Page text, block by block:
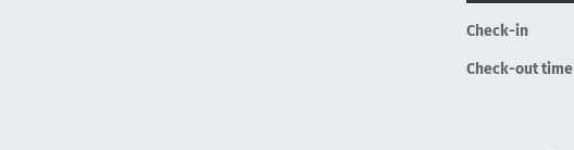
Check-in
Check-out time